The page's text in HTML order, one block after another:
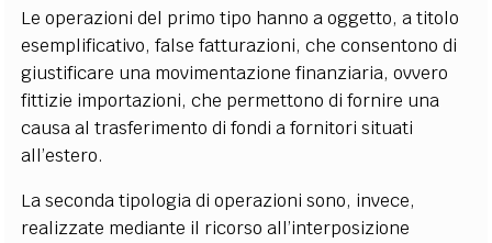
Le operazioni del primo tipo hanno a oggetto, a titolo
esemplificativo, false fatturazioni, che consentono di
giustificare una movimentazione finanziaria, ovvero
fittizie importazioni, che permettono di fornire una
causa al trasferimento di fondi a fornitori situati
all’estero.
La seconda tipologia di operazioni sono, invece,
realizzate mediante il ricorso all’interposizione